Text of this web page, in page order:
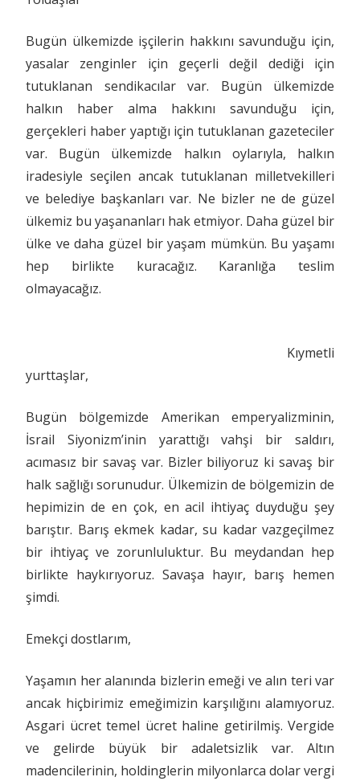
Bugün ülkemizde işçilerin hakkını savunduğu için,
yasalar zenginler için geçerli değil dediği için
tutuklanan sendikacılar var. Bugün ülkemizde
halkın haber alma hakkını savunduğu için,
gerçekleri haber yaptığı için tutuklanan gazeteciler
var. Bugün ülkemizde halkın oylarıyla, halkın
iradesiyle seçilen ancak tutuklanan milletvekilleri
ve belediye başkanları var. Ne bizler ne de güzel
ülkemiz bu yaşananları hak etmiyor. Daha güzel bir
ülke ve daha güzel bir yaşam mümkün. Bu yaşamı
hep birlikte kuracağız. Karanlığa teslim
olmayacağız.
Kıymetli
yurttaşlar,
Bugün bölgemizde Amerikan emperyalizminin,
İsrail Siyonizm’inin yarattığı vahşi bir saldırı,
acımasız bir savaş var. Bizler biliyoruz ki savaş bir
halk sağlığı sorunudur. Ülkemizin de bölgemizin de
hepimizin de en çok, en acil ihtiyaç duyduğu şey
barıştır. Barış ekmek kadar, su kadar vazgeçilmez
bir ihtiyaç ve zorunluluktur. Bu meydandan hep
birlikte haykırıyoruz. Savaşa hayır, barış hemen
şimdi.
Emekçi dostlarım,
Yaşamın her alanında bizlerin emeği ve alın teri var
ancak hiçbirimiz emeğimizin karşılığını alamıyoruz.
Asgari ücret temel ücret haline getirilmiş. Vergide
ve gelirde büyük bir adaletsizlik var. Altın
madencilerinin, holdinglerin milyonlarca dolar vergi